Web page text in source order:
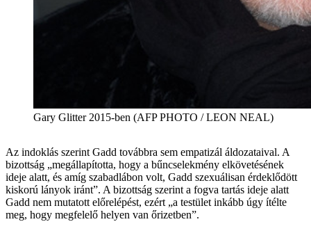
Gary Glitter 2015-ben (AFP PHOTO / LEON NEAL)
Az indoklás szerint Gadd továbbra sem empatizál áldozataival. A
bizottság „megállapította, hogy a bűncselekmény elkövetésének
ideje alatt, és amíg szabadlábon volt, Gadd szexuálisan érdeklődött
kiskorú lányok iránt”. A bizottság szerint a fogva tartás ideje alatt
Gadd nem mutatott előrelépést, ezért „a testület inkább úgy ítélte
meg, hogy megfelelő helyen van őrizetben”.